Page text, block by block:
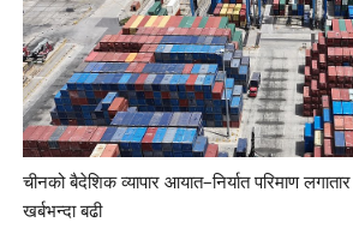
चीनको बैदेशिक व्यापार आयात–निर्यात परिमाण
खर्बभन्दा बढी